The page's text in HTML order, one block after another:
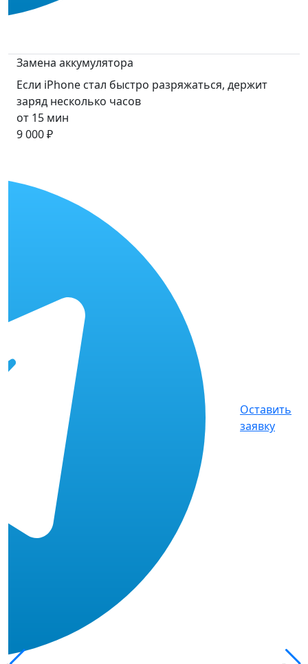
Замена аккумулятора
Если iPhone стал быстро разряжаться, держит
заряд несколько часов
9 000 ₽
от 15 мин
Оставить
заявку